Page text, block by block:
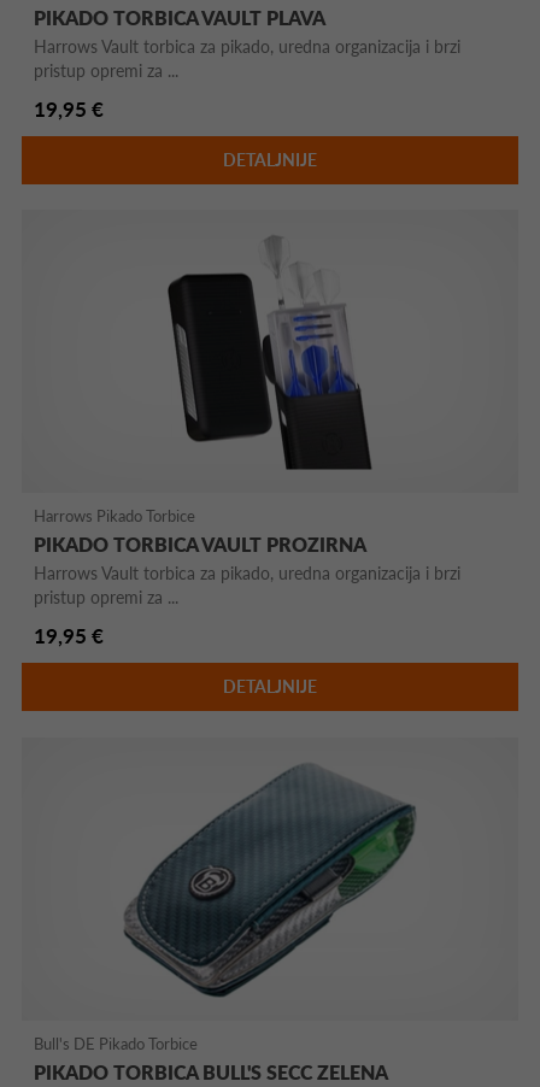
PIKADO TORBICA VAULT PLAVA
Harrows Vault torbica za pikado, uredna organizacija i brzi
pristup opremi za ...
19,95 €
DETALJNIJE
Harrows Pikado Torbice
PIKADO TORBICA VAULT PROZIRNA
Harrows Vault torbica za pikado, uredna organizacija i brzi
pristup opremi za ...
19,95 €
DETALJNIJE
Bull's DE Pikado Torbice
PIKADO TORBICA BULL'S SECC ZELENA